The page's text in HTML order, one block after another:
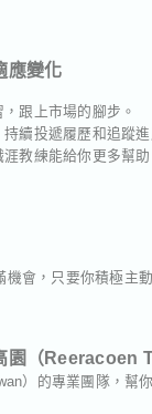
應變化
跟上市場的腳步。
續投遞履歷和追蹤進
教練能給你更多幫助
會，只要你積極主
園（Reeracoen
）的專業團隊，幫